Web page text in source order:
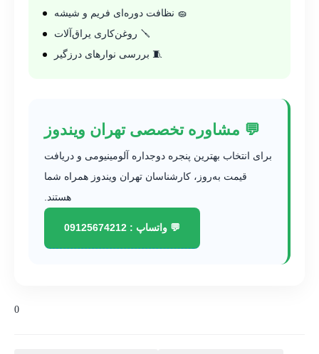
🧽 نظافت دوره‌ای فریم و شیشه
🪛 روغن‌کاری یراق‌آلات
🧵 بررسی نوارهای درزگیر
💬 مشاوره تخصصی تهران ویندوز
برای انتخاب بهترین پنجره دوجداره آلومینیومی و دریافت
قیمت به‌روز، کارشناسان تهران ویندوز همراه شما
هستند.
💬 واتساپ : 09125674212
0